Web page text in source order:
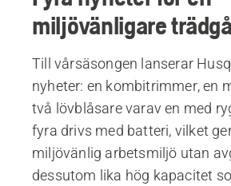
miljövänligare
Till vårsäsongen lanserar
nyheter: en kombitrimmer, en
två lövblåsare varav en med
fyra drivs med batteri, vilket
miljövänlig arbetsmiljö utan
dessutom lika hög kapacitet